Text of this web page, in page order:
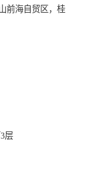
前海自贸区，桂
层